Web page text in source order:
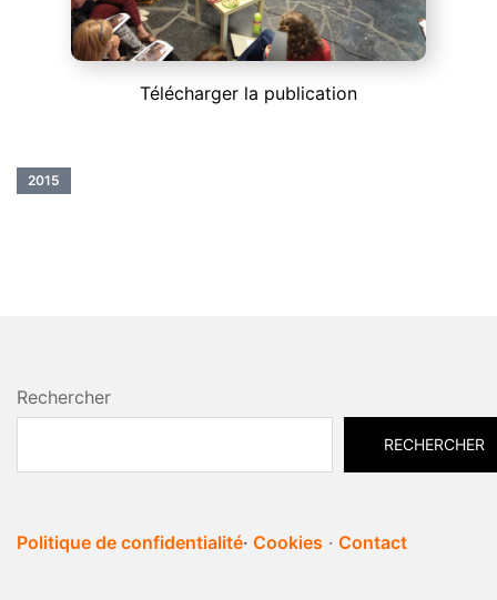
Télécharger la publication
2015
Rechercher
RECHERCHER
Politique de confidentialité· Cookies · Contact